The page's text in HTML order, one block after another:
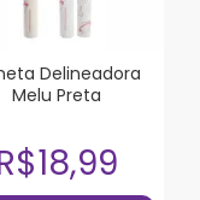
Delineadora
Melu Preta